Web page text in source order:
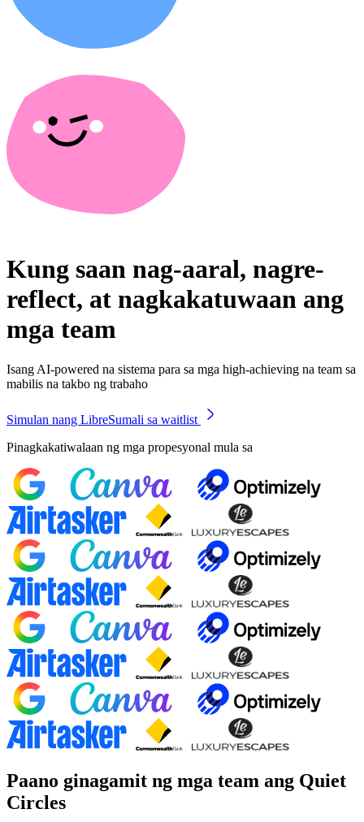
Kung saan nag-aaral, nagre-
reflect, at nagkakatuwaan ang
mga team
Isang AI-powered na sistema para sa mga high-achieving na team sa
mabilis na takbo ng trabaho
Simulan nang LibreSumali sa waitlist
Pinagkakatiwalaan ng mga propesyonal mula sa
Paano ginagamit ng mga team ang Quiet
Circles